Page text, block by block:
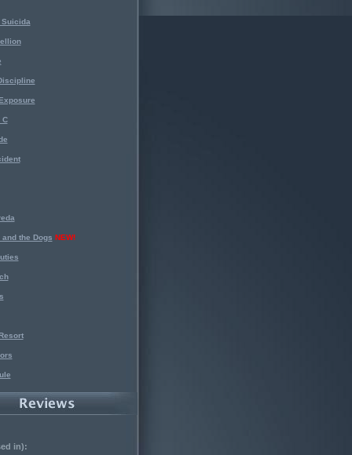
Suicida
C
the Dogs NEW!
in):